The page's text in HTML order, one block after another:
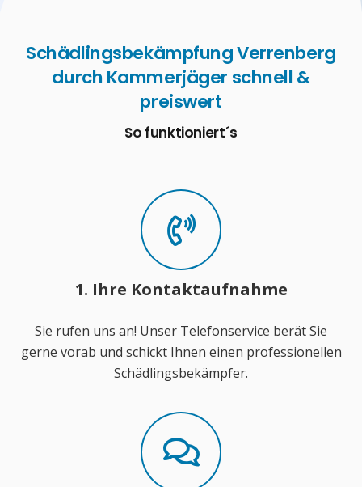
Schädlingsbekämpfung Verrenberg
durch Kammerjäger schnell &
preiswert
So funktioniert´s
1. Ihre Kontaktaufnahme
Sie rufen uns an! Unser Telefonservice berät Sie
gerne vorab und schickt Ihnen einen professionellen
Schädlingsbekämpfer.